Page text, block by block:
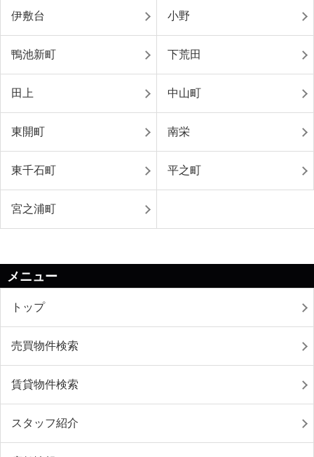
伊敷台 小野
鴨池新町 下荒田
田上 中山町
東開町 南栄
東千石町 平之町
宮之浦町
メニュー
トップ
売買物件検索
賃貸物件検索
スタッフ紹介